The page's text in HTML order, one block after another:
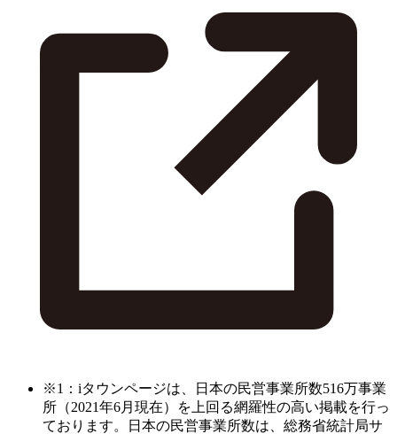
※1：iタウンページは、日本の民営事業所数516万事業
所（2021年6月現在）を上回る網羅性の高い掲載を行っ
ております。日本の民営事業所数は、総務省統計局サ